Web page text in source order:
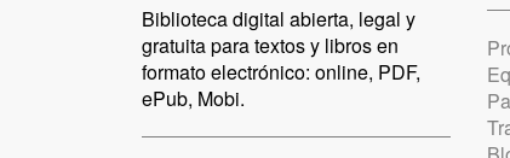
Biblioteca digital abierta, legal y
gratuita para textos y libros en
formato electrónico: online, PDF,
ePub, Mobi.